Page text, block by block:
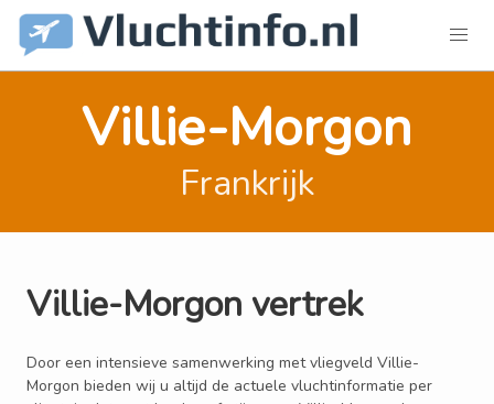
Villie-Morgon
Frankrijk
Villie-Morgon vertrek
Door een intensieve samenwerking met vliegveld Villie-
Morgon bieden wij u altijd de actuele vluchtinformatie per